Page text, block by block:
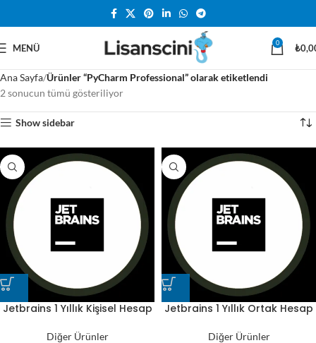
MENÜ 0 ₺
Ana Sayfa Ürünler “PyCharm Professional” olarak etiketlendi
2 sonucun tümü gösteriliyor
Show sidebar
Jetbrains 1 Yıllık Kişisel Hesap
Diğer Ürünler
Jetbrains 1 Yıllık Ortak Hesap
Diğer Ürünler